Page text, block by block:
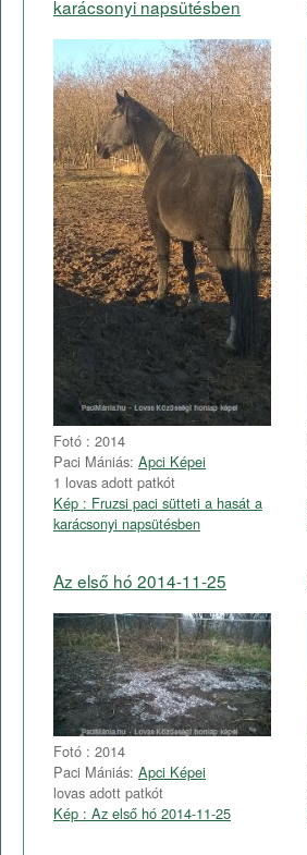
karácsonyi napsütésben
Fotó : 2014
Paci Mániás: Apci Képei
1 lovas adott patkót
Kép : Fruzsi paci sütteti a hasát a
karácsonyi napsütésben
Az első hó 2014-11-25
Fotó : 2014
Paci Mániás: Apci Képei
lovas adott patkót
Kép : Az első hó 2014-11-25